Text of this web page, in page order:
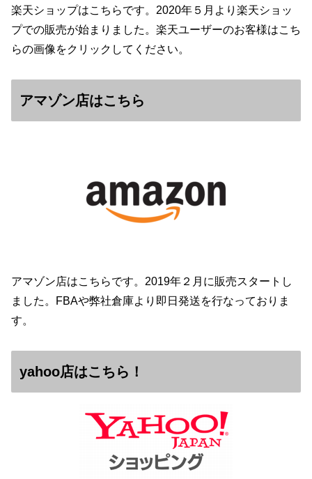
楽天ショップはこちらです。2020年５月より楽天ショッ
プでの販売が始まりました。楽天ユーザーのお客様はこち
らの画像をクリックしてください。
アマゾン店はこちら
アマゾン店はこちらです。2019年２月に販売スタートし
ました。FBAや弊社倉庫より即日発送を行なっておりま
す。
yahoo店はこちら！